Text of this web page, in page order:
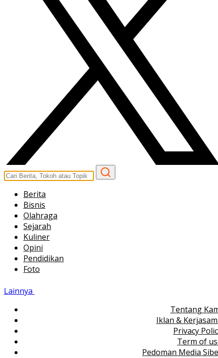
Berita
Bisnis
Olahraga
Sejarah
Kuliner
Opini
Pendidikan
Foto
Lainnya
Tentang
Iklan &
Privacy
Term of
Pedoman Media